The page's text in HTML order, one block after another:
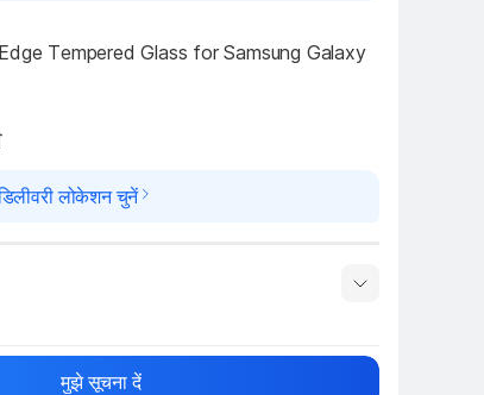
Tempered Glass for Samsung Galaxy
लोकेशन चुनें
Show More
मुझे सूचना दें